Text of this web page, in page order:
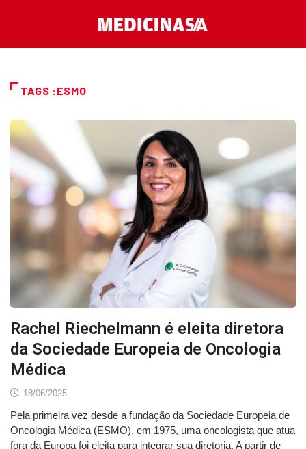
TAGS :ESMO
Rachel Riechelmann é eleita diretora
da Sociedade Europeia de Oncologia
Médica
18/06/2025
Pela primeira vez desde a fundação da Sociedade Europeia de
Oncologia Médica (ESMO), em 1975, uma oncologista que atua
fora da Europa foi eleita para integrar sua diretoria. A partir de